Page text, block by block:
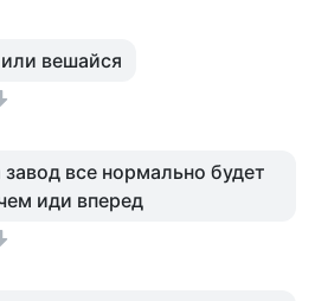
вешайся
все нормально будет
иди вперед